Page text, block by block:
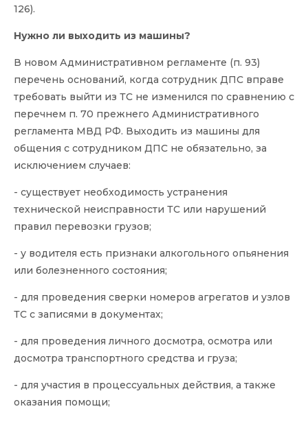
126).
Нужно ли выходить из машины?
В новом Административном регламенте (п. 93)
перечень оснований, когда сотрудник ДПС вправе
требовать выйти из ТС не изменился по сравнению с
перечнем п. 70 прежнего Административного
регламента МВД РФ. Выходить из машины для
общения с сотрудником ДПС не обязательно, за
исключением случаев:
- существует необходимость устранения
технической неисправности ТС или нарушений
правил перевозки грузов;
- у водителя есть признаки алкогольного опьянения
или болезненного состояния;
- для проведения сверки номеров агрегатов и узлов
ТС с записями в документах;
- для проведения личного досмотра, осмотра или
досмотра транспортного средства и груза;
- для участия в процессуальных действия, а также
оказания помощи;